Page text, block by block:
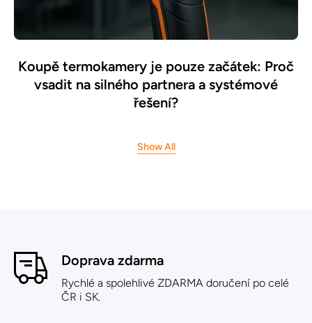
Koupě termokamery je pouze začátek: Proč
vsadit na silného partnera a systémové
řešení?
Show All
Doprava zdarma
Rychlé a spolehlivé ZDARMA doručení po celé
ČR i SK.